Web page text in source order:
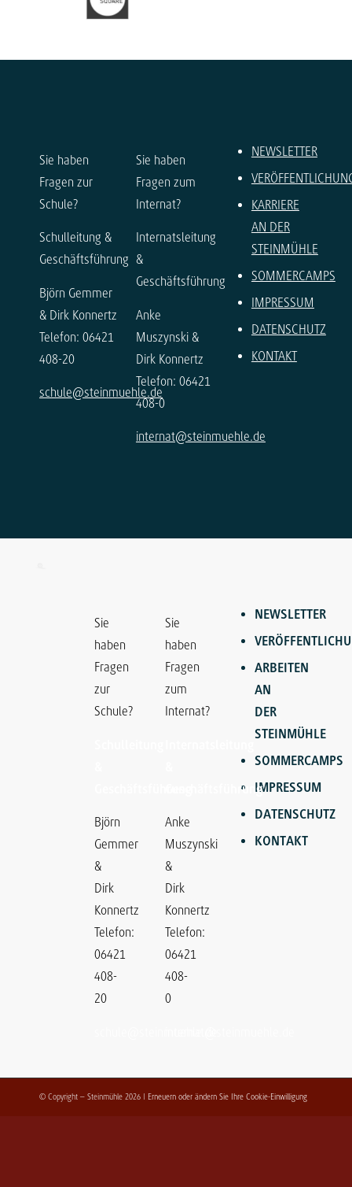
Sie haben
Fragen zur
Schule?
Schulleitung &
Geschäftsführung
Björn Gemmer
& Dirk Konnertz
Telefon: 06421
408-20
schule@steinmuehle.de
Sie haben
Fragen zum
Internat?
Internatsleitung
&
Geschäftsführung
Anke
Muszynski &
Dirk Konnertz
Telefon: 06421
408-0
internat@steinmuehle.de
NEWSLETTER
KARRIERE
AN DER
STEINMÜHLE
SOMMERCAMPS
IMPRESSUM
DATENSCHUTZ
KONTAKT
Sie
haben
Fragen
zur
Schule?
Björn
Gemmer
&
Dirk
Konnertz
Telefon:
06421
408-
20
Sie
haben
Fragen
zum
Internat?
Geschäftsführung
Anke
Muszynski
&
Dirk
Konnertz
Telefon:
06421
408-
0
NEWSLETTER
ARBEITEN
AN
DER
STEINMÜHLE
SOMMERCAMPS
IMPRESSUM
DATENSCHUTZ
KONTAKT
© Copyright – Steinmühle 2026 | Erneuern oder ändern Sie Ihre Cookie-Einwilligung